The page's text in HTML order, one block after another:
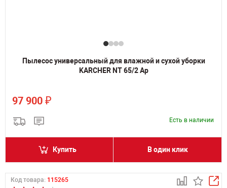
Пылесос универсальный для влажной и сухой уборки
KARCHER NT 65/2 Ap
97 900 ₽
Есть в наличии
Купить В один клик
Код товара: 115265